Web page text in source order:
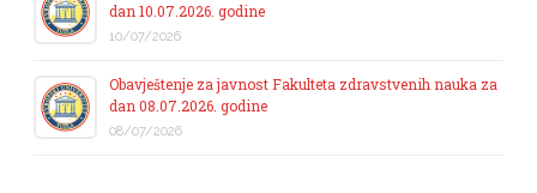
dan 10.07.2026. godine
10/07/2026
Obavještenje za javnost Fakulteta zdravstvenih nauka za
dan 08.07.2026. godine
08/07/2026